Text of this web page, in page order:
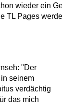
wieder ein
TL Pages
"Der
seinem
verdächtig
das mich